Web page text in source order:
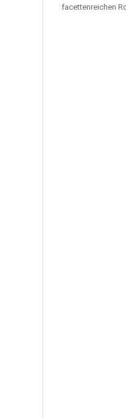
facettenreichen